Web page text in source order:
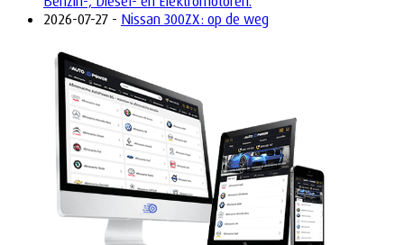
2026-07-27 - Nissan 300ZX: op de weg